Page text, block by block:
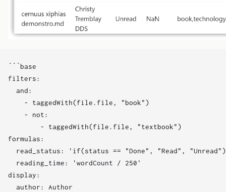
```base
filters:
  and:
    - taggedWith(file.file, "book")
    - not:
        - taggedWith(file.file, "textbook")
formulas:
read_status: 'if(status == "Done", "Read",
  reading_time: 'wordCount / 250'
display:
  author: Author